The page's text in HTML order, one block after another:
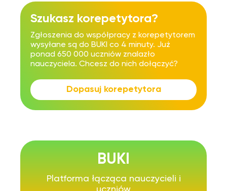
Szukasz korepetytora?
Zgłoszenia do współpracy z korepetytorem
wysyłane są do BUKI co 4 minuty. Już
ponad 650 000 uczniów znalazło
nauczyciela. Chcesz do nich dołączyć?
Dopasuj korepetytora
BUKI
Platforma łącząca nauczycieli i